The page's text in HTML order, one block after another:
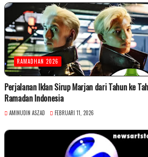
RAMADHAN 2026
Perjalanan Iklan Sirup Marjan dari Tahun ke
Ramadan Indonesia
AMINUDIN ASZAD FEBRUARI 11, 2026